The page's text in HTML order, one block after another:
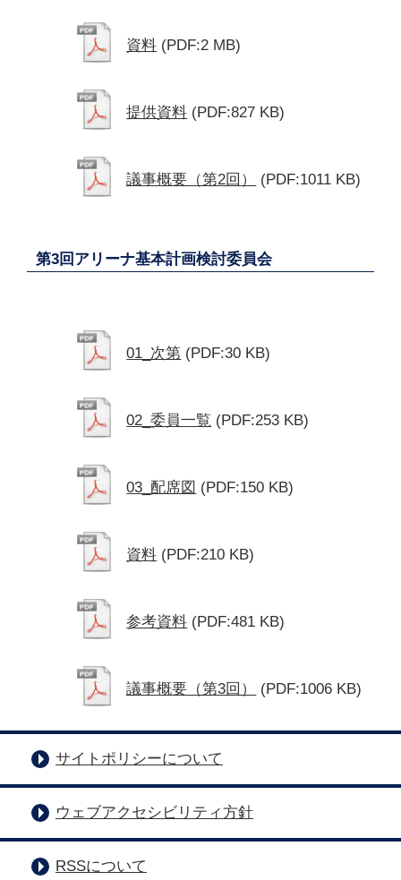
資料 (PDF:2 MB)
提供資料 (PDF:827 KB)
議事概要（第2回） (PDF:1011 KB)
第3回アリーナ基本計画検討委員会
01_次第 (PDF:30 KB)
02_委員一覧 (PDF:253 KB)
03_配席図 (PDF:150 KB)
資料 (PDF:210 KB)
参考資料 (PDF:481 KB)
議事概要（第3回） (PDF:1006 KB)
サイトポリシーについて
ウェブアクセシビリティ方針
RSSについて